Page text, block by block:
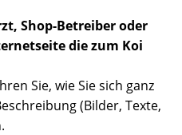
Shop-Betreiber oder
die zum Koi
Sie, wie Sie sich ganz
(Bilder, Texte,